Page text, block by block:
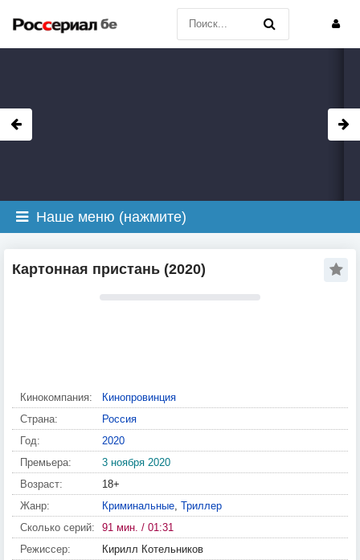
Наше меню (нажмите)
Картонная пристань (2020)
Кинокомпания:
Кинопровинция
Страна:
Россия
Год:
2020
Премьера:
3 ноября 2020
Возраст:
18+
Жанр:
Криминальные, Триллер
Сколько серий:
91 мин. / 01:31
Режиссер:
Кирилл Котельников